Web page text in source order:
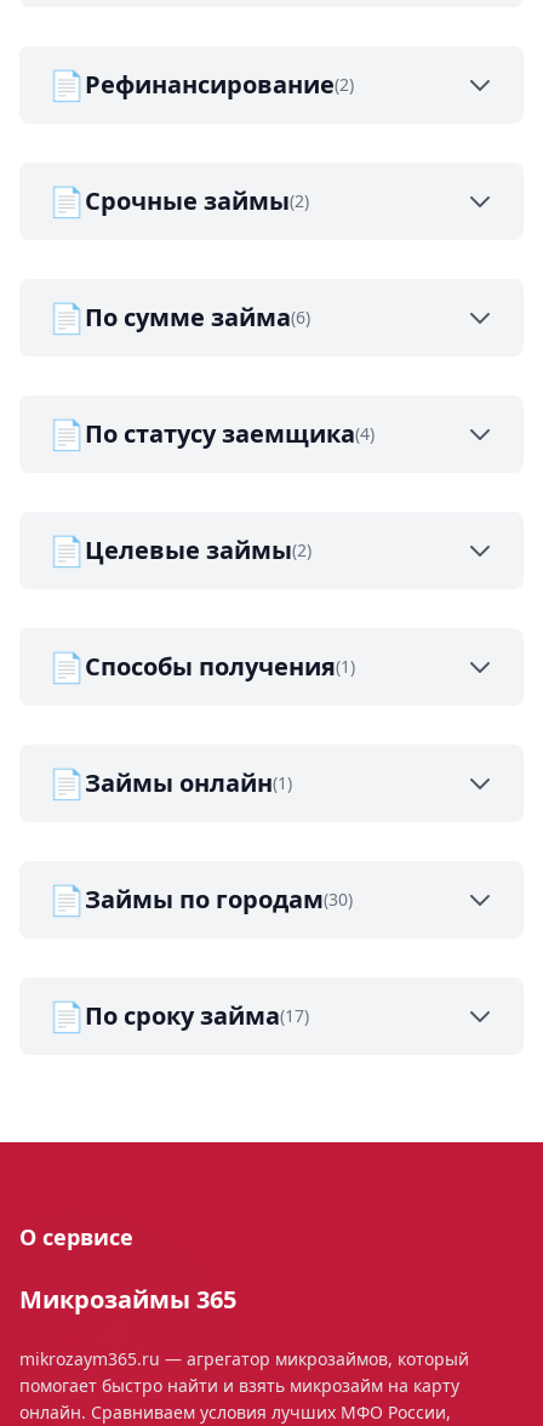
📄Рефинансирование(2)
📄Срочные займы(2)
📄По сумме займа(6)
📄По статусу заемщика(4)
📄Целевые займы(2)
📄Способы получения(1)
📄Займы онлайн(1)
📄Займы по городам(30)
📄По сроку займа(17)
О сервисе
Микрозаймы 365
mikrozaym365.ru — агрегатор микрозаймов, который
помогает быстро найти и взять микрозайм на карту
онлайн. Сравниваем условия лучших МФО России,